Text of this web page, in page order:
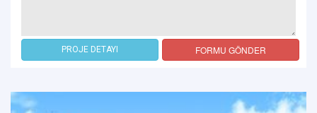
PROJE DETAYI FORMU GÖNDER